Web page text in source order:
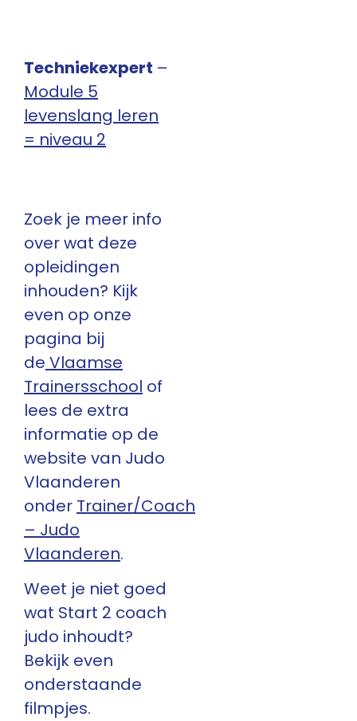
Techniekexpert –
Module 5
levenslang leren
= niveau 2
Zoek je meer info
over wat deze
opleidingen
inhouden? Kijk
even op onze
pagina bij
de Vlaamse
Trainersschool of
lees de extra
informatie op de
website van Judo
Vlaanderen
onder Trainer/Coach
– Judo
Vlaanderen.
Weet je niet goed
wat Start 2 coach
judo inhoudt?
Bekijk even
onderstaande
filmpjes.